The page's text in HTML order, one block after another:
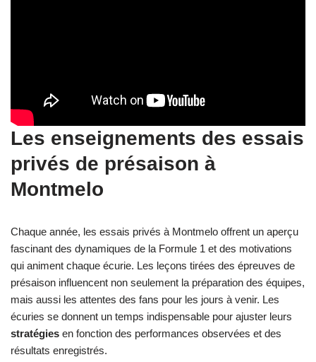
Les enseignements des essais
privés de présaison à
Montmelo
Chaque année, les essais privés à Montmelo offrent un aperçu
fascinant des dynamiques de la Formule 1 et des motivations
qui animent chaque écurie. Les leçons tirées des épreuves de
présaison influencent non seulement la préparation des équipes,
mais aussi les attentes des fans pour les jours à venir. Les
écuries se donnent un temps indispensable pour ajuster leurs
stratégies en fonction des performances observées et des
résultats enregistrés.